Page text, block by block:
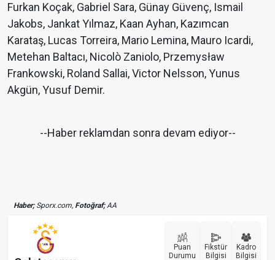
Furkan Koçak, Gabriel Sara, Günay Güvenç, Ismail
Jakobs, Jankat Yılmaz, Kaan Ayhan, Kazımcan
Karataş, Lucas Torreira, Mario Lemina, Mauro Icardi,
Metehan Baltacı, Nicolò Zaniolo, Przemysław
Frankowski, Roland Sallai, Victor Nelsson, Yunus
Akgün, Yusuf Demir.
--Haber reklamdan sonra devam ediyor--
Haber;Sporx.com, Fotoğraf;AA
Puan
Durumu
Fikstür
Bilgisi
Kadro
Bilgisi